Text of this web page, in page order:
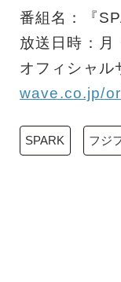
番組名：『
放送日時：月
オフィシャル
wave.co.jp/
SPARK フジ